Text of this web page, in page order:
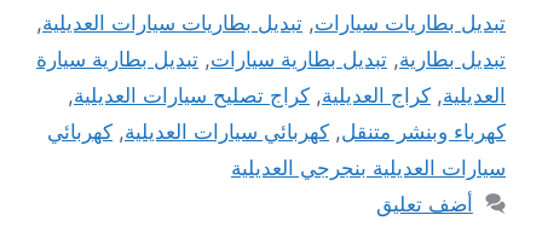
تبديل بطاريات سيارات, تبديل بطاريات سيارات العديلية,
تبديل بطارية, تبديل بطارية سيارات, تبديل بطارية سيارة
العديلية, كراج العديلية, كراج تصليح سيارات العديلية,
كهرباء وبنشر متنقل, كهربائي سيارات العديلية, كهربائي
سيارات العديلية بنجرجي العديلية
أضف تعليق